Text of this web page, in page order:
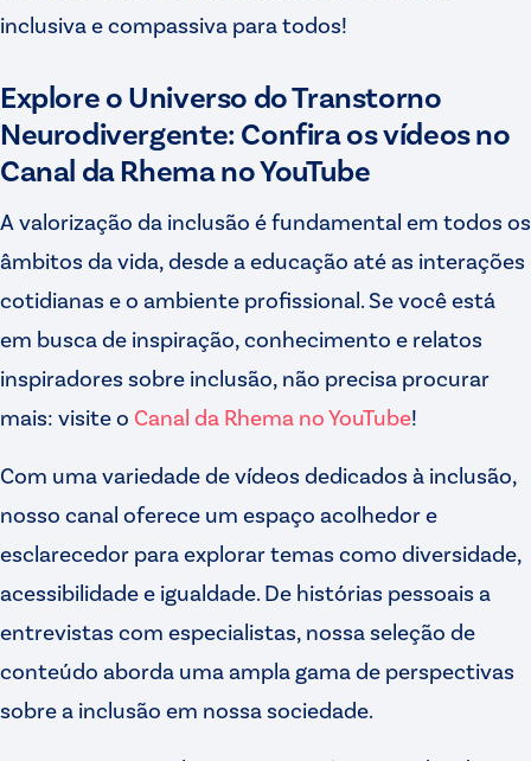
inclusiva e compassiva para todos!
Explore o Universo do Transtorno
Neurodivergente: Confira os vídeos no
Canal da Rhema no YouTube
A valorização da inclusão é fundamental em todos os
âmbitos da vida, desde a educação até as interações
cotidianas e o ambiente profissional. Se você está
em busca de inspiração, conhecimento e relatos
inspiradores sobre inclusão, não precisa procurar
mais: visite o Canal da Rhema no YouTube!
Com uma variedade de vídeos dedicados à inclusão,
nosso canal oferece um espaço acolhedor e
esclarecedor para explorar temas como diversidade,
acessibilidade e igualdade. De histórias pessoais a
entrevistas com especialistas, nossa seleção de
conteúdo aborda uma ampla gama de perspectivas
sobre a inclusão em nossa sociedade.